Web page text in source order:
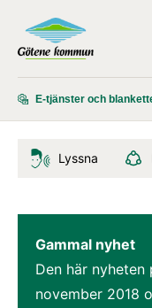
E-tjänster och
Lyssna
Gammal nyhet
Den här nyheten
november 2018